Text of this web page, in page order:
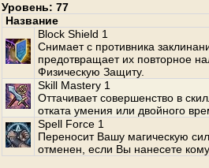
Уровень: 77
Название
Block Shield 1
Снимает с противника
предотвращает их повторное
Физическую Защиту.
Skill Mastery 1
Оттачивает совершенство в
отката умения или двойного
Spell Force 1
Переносит Вашу магическую
отменен, если Вы нанесете